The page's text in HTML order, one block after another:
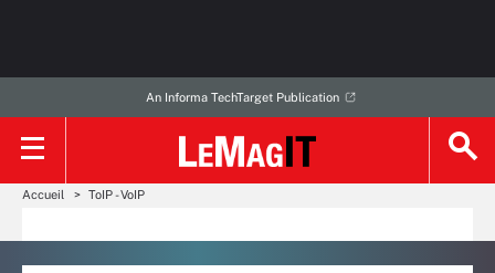
An Informa TechTarget Publication
Accueil ToIP - VoIP